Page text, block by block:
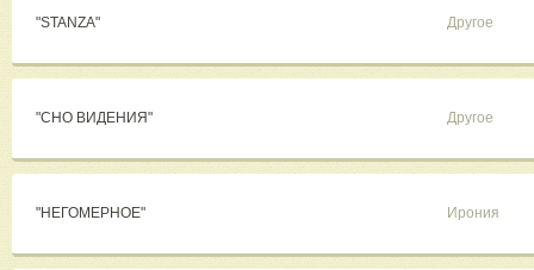
"STANZA" Другое
"СНО ВИДЕНИЯ" Другое
"НЕГОМЕРНОЕ" Ирония